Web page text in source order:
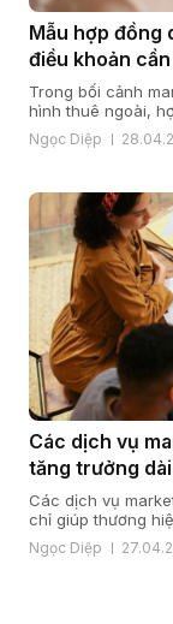
Mẫu hợp đồng
điều khoản
Trong bối cảnh
hình thuê ngoài,
tục mang tính hình
hợp tác giữa
Ngọc Diệp
Các dịch vụ
tăng trưởng
Các dịch vụ
chỉ giúp thương
phần xây dựng
mục tiêu doanh
Ngọc Diệp